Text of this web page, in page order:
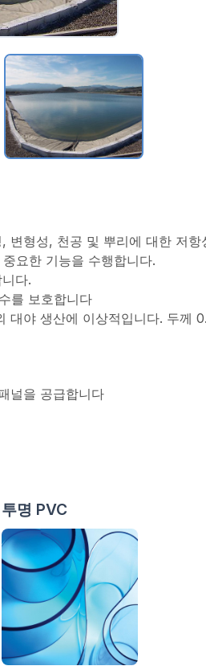
변형성, 천공 및 뿌리에 대한 저
요한 기능을 수행합니다.
다.
를 보호합니다
대야 생산에 이상적입니다. 두께
널을 공급합니다
투명 PVC